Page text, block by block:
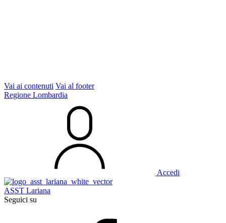
Vai ai contenuti Vai al footer
Regione Lombardia
Accedi
ASST Lariana
Seguici su